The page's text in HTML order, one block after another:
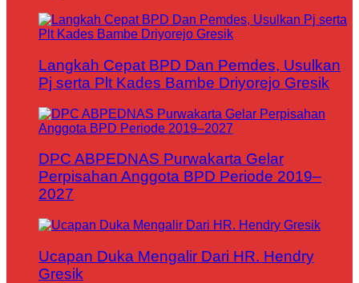
Langkah Cepat BPD Dan Pemdes, Usulkan
Pj serta Plt Kades Bambe Driyorejo Gresik
DPC ABPEDNAS Purwakarta Gelar
Perpisahan Anggota BPD Periode 2019–
2027
Ucapan Duka Mengalir Dari HR. Hendry
Gresik